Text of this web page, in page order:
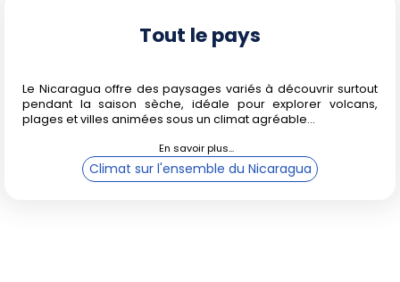
Tout le pays
Le Nicaragua offre des paysages variés à découvrir surtout
pendant la saison sèche, idéale pour explorer volcans,
plages et villes animées sous un climat agréable...
Climat sur l'ensemble du Nicaragua